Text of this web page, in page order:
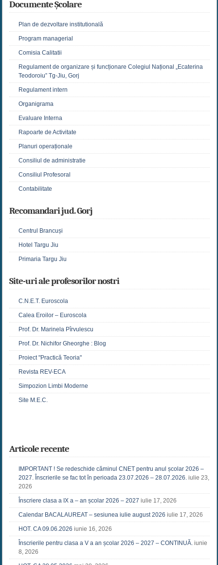
Documente Școlare
Plan de dezvoltare institutională
Program managerial
Comisia Calitatii
Regulament de organizare și funcționare Colegiul Național „Ecaterina
Teodoroiu” Tg-Jiu, Gorj
Regulament intern
Organigrama
Evaluare Interna
Rapoarte de Activitate
Planuri operaționale
Consiliul de administratie
Consiliul Profesoral
Contabilitate
Recomandari jud. Gorj
Centrul Brancuși
Hotel Targu Jiu
Primaria Targu Jiu
Site-uri ale profesorilor nostri
C.N.E.T. Euroscola
Calea Eroilor – Euroscola
Prof. Dr. Marinela Pîrvulescu
Prof. Dr. Nichifor Gheorghe : Blog
Proiect "Practică Teoria"
Revista REV-ECA
Simpozion Limbi Moderne
Site M.E.C.
Articole recente
IMPORTANT ! Se redeschide căminul CNET pentru anul școlar 2026 –
2027. Înscrierile se fac tot în perioada 23.07.2026 – 28.07.2026. iulie 23,
2026
Înscriere clasa a IX a – an școlar 2026 – 2027 iulie 17, 2026
Calendar BACALAUREAT – sesiunea iulie august 2026 iulie 17, 2026
HOT. CA 09.06.2026 iunie 16, 2026
Înscrierile pentru clasa a V a an școlar 2026 – 2027 – CONTINUĂ. iunie
8, 2026